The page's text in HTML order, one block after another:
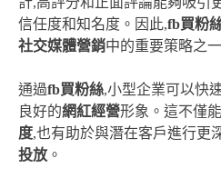
信任度和知名度。因此,fb買粉
社交媒體營銷中的重要策略之一
通過fb買粉絲,小型企業可以快
良好的網紅經營形象。這不僅
度,也有助於與潛在客戶進行更
投放 。